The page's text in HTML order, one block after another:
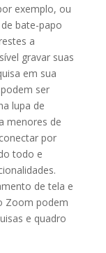
exemplo, ou
bate-papo
a
gravar suas
em sua
ser
lupa de
menores de
por
todo e
de tela e
Zoom podem
e quadro